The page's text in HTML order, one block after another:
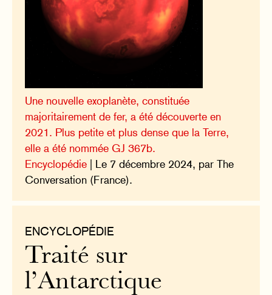
Une nouvelle exoplanète, constituée
majoritairement de fer, a été découverte en
2021. Plus petite et plus dense que la Terre,
elle a été nommée GJ 367b.
Encyclopédie | Le 7 décembre 2024, par The
Conversation (France).
ENCYCLOPÉDIE
Traité sur
l’Antarctique